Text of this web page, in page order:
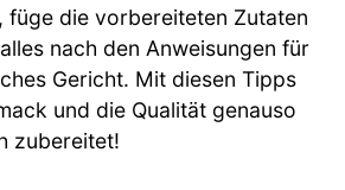
füge die vorbereiteten Zutaten
nach den Anweisungen für
Gericht. Mit diesen Tipps
und die Qualität genauso
zubereitet!